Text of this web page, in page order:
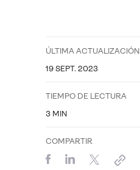
ÚLTIMA ACTUALIZACIÓN
19 SEPT. 2023
TIEMPO DE LECTURA
3 MIN
COMPARTIR